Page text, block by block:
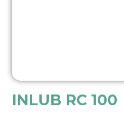
INLUB RC 100